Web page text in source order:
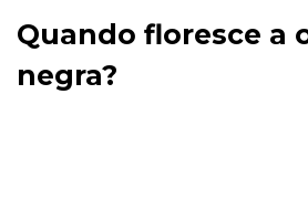
Quando floresce a
negra?